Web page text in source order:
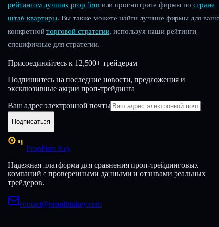
рейтингом лучших prop firm или просмотрите фирмы по стране
штаб-квартиры. Вы также можете найти лучшие фирмы для
конкретной торговой стратегии, используя наши рейтинги,
специфичные для стратегии.
Присоединяйтесь к 12,500+ трейдерам
Подпишитесь на последние новости, предложения и
эксклюзивные акции проп-трейдинга
Ваш адрес электронной почты
Подписаться
PropFirm Key
Надежная платформа для сравнения проп-трейдинговых
компаний с проверенными данными и отзывами реальных
трейдеров.
contact@propfirmkey.com